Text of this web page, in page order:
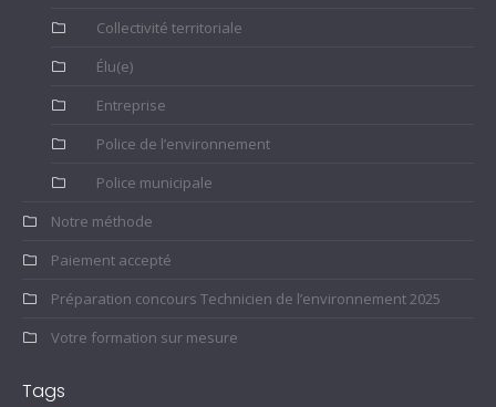
Collectivité territoriale
Élu(e)
Entreprise
Police de l’environnement
Police municipale
Notre méthode
Paiement accepté
Préparation concours Technicien de l’environnement 2025
Votre formation sur mesure
Tags